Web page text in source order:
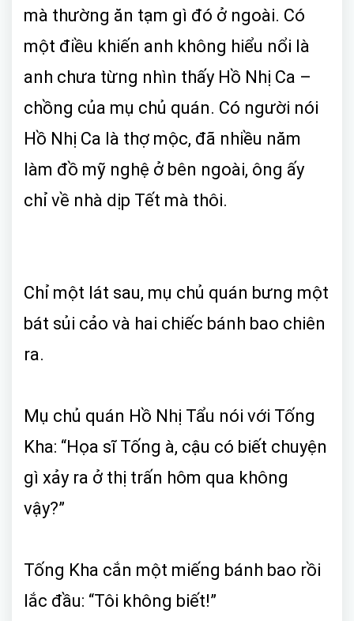
mà thường ăn tạm gì đó ở ngoài. Có
một điều khiến anh không hiểu nổi là
anh chưa từng nhìn thấy Hồ Nhị Ca –
chồng của mụ chủ quán. Có người nói
Hồ Nhị Ca là thợ mộc, đã nhiều năm
làm đồ mỹ nghệ ở bên ngoài, ông ấy
chỉ về nhà dịp Tết mà thôi.
Chỉ một lát sau, mụ chủ quán bưng một
bát sủi cảo và hai chiếc bánh bao chiên
ra.
Mụ chủ quán Hồ Nhị Tẩu nói với Tống
Kha: “Họa sĩ Tống à, cậu có biết chuyện
gì xảy ra ở thị trấn hôm qua không
vậy?”
Tống Kha cắn một miếng bánh bao rồi
lắc đầu: “Tôi không biết!”